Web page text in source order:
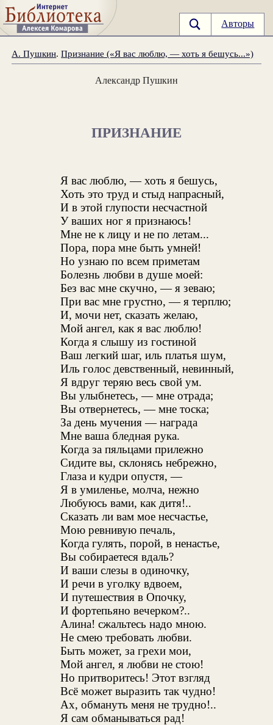
Авторы
А. Пушкин.Признание («Я вас люблю, — хоть я бешусь...»)
Александр Пушкин
ПРИЗНАНИЕ
Я вас люблю, — хоть я бешусь,
Хоть это труд и стыд напрасный,
И в этой глупости несчастной
У ваших ног я признаюсь!
Мне не к лицу и не по летам...
Пора, пора мне быть умней!
Но узнаю по всем приметам
Болезнь любви в душе моей:
Без вас мне скучно, — я зеваю;
При вас мне грустно, — я терплю;
И, мочи нет, сказать желаю,
Мой ангел, как я вас люблю!
Когда я слышу из гостиной
Ваш легкий шаг, иль платья шум,
Иль голос девственный, невинный,
Я вдруг теряю весь свой ум.
Вы улыбнетесь, — мне отрада;
Вы отвернетесь, — мне тоска;
За день мучения — награда
Мне ваша бледная рука.
Когда за пяльцами прилежно
Сидите вы, склонясь небрежно,
Глаза и кудри опустя, —
Я в умиленье, молча, нежно
Любуюсь вами, как дитя!..
Сказать ли вам мое несчастье,
Мою ревнивую печаль,
Когда гулять, порой, в ненастье,
Вы собираетеся вдаль?
И ваши слезы в одиночку,
И речи в уголку вдвоем,
И путешествия в Опочку,
И фортепьяно вечерком?..
Алина! сжальтесь надо мною.
Не смею требовать любви.
Быть может, за грехи мои,
Мой ангел, я любви не стою!
Но притворитесь! Этот взгляд
Всё может выразить так чудно!
Ах, обмануть меня не трудно!..
Я сам обманываться рад!